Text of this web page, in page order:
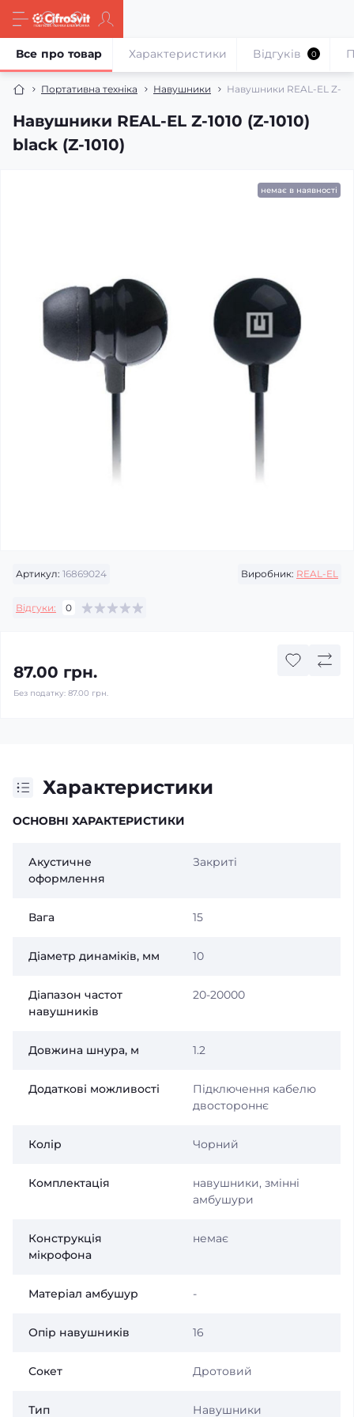
Портативна техніка Навушники Навушники REAL-EL Z-
Навушники REAL-EL Z-1010 (Z-1010)
black (Z-1010)
Все про товар Характеристики Відгуків 0
немає в наявності
Артикул: 16869024 Виробник: REAL-EL
Відгуки: 0
87.00 грн.
Без податку: 87.00 грн.
Характеристики
ОСНОВНІ ХАРАКТЕРИСТИКИ
Акустичне
оформлення
Закриті
Вага 15
Діаметр динаміків, мм 10
Діапазон частот
навушників
20-20000
Довжина шнура, м 1.2
Додаткові можливості
Підключення кабелю
двостороннє
Колір Чорний
Комплектація
навушники, змінні
амбушури
Конструкція
мікрофона
немає
Матеріал амбушур -
Опір навушників 16
Сокет Дротовий
Тип Навушники